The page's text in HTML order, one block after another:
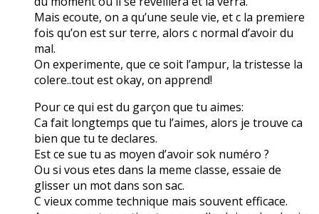
Mais ecoute, on a qu’une seule vie, et c la premiere
fois qu’on est sur terre, alors c normal d’avoir du
mal.
On experimente, que ce soit l’ampur, la tristesse la
colere..tout est okay, on apprend!
Pour ce qui est du garçon que tu aimes:
Ca fait longtemps que tu l’aimes, alors je trouve ca
bien que tu te declares.
Est ce sue tu as moyen d’avoir sok numéro ?
Ou si vous etes dans la meme classe, essaie de
glisser un mot dans son sac.
C vieux comme technique mais souvent efficace.